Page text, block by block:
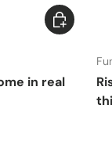
in real
Add to cart